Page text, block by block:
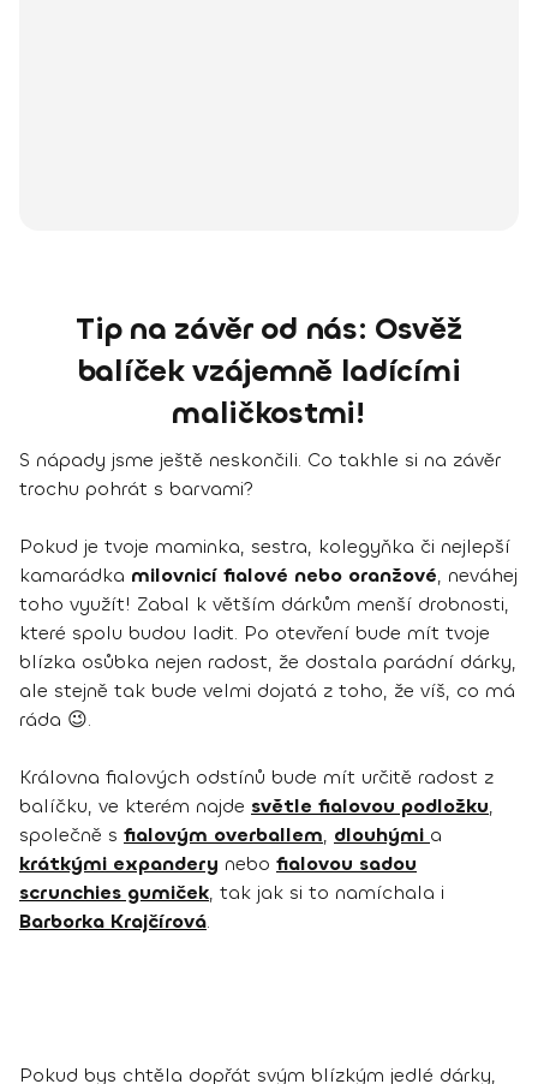
Tip na závěr od nás: Osvěž
balíček vzájemně ladícími
maličkostmi!
S nápady jsme ještě neskončili. Co takhle si na závěr
trochu pohrát s barvami?
Pokud je tvoje maminka, sestra, kolegyňka či nejlepší
kamarádka milovnicí fialové nebo oranžové, neváhej
toho využít! Zabal k větším dárkům menší drobnosti,
které spolu budou ladit. Po otevření bude mít tvoje
blízka osůbka nejen radost, že dostala parádní dárky,
ale stejně tak bude velmi dojatá z toho, že víš, co má
ráda 😉.
Královna fialových odstínů bude mít určitě radost z
balíčku, ve kterém najde světle fialovou podložku,
společně s fialovým overballem, dlouhými a
krátkými expandery nebo fialovou sadou
scrunchies gumiček, tak jak si to namíchala i
Barborka Krajčírová.
Pokud bys chtěla dopřát svým blízkým jedlé dárky,